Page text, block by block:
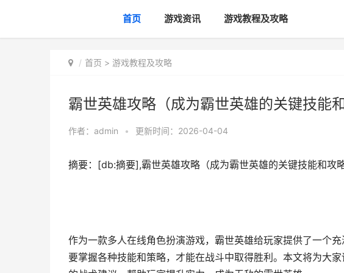
首页 游戏资讯 游戏教程及攻略
首页 > 游戏教程及攻略
霸世英雄攻略（成为霸世英雄的关键技能
作者： admin • 更新时间：2026-04-04
摘要：[db:摘要],霸世英雄攻略（成为霸世英雄的关键技能和攻
作为一款多人在线角色扮演游戏，霸世英雄给玩家提供了一个
要掌握各种技能和策略，才能在战斗中取得胜利。本文将为大